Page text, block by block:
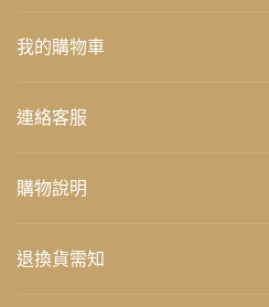
我的購物車
連絡客服
購物說明
退換貨需知